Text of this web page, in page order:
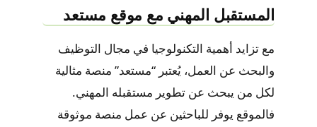
المستقبل المهني مع موقع مستعد
مع تزايد أهمية التكنولوجيا في مجال التوظيف
والبحث عن العمل، يُعتبر “مستعد” منصة مثالية
لكل من يبحث عن تطوير مستقبله المهني.
فالموقع يوفر للباحثين عن عمل منصة موثوقة